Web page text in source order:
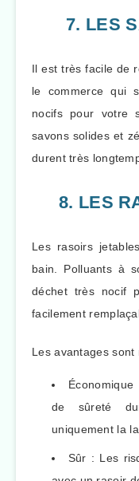
7. LES
Il est très facile de
le commerce qui
nocifs pour votre
savons solides et
durent très
8. LES
Les rasoirs
bain. Polluants à
déchet très nocif
facilement
Les avantages sont
de sûreté
uniquement la
Sûr : Les